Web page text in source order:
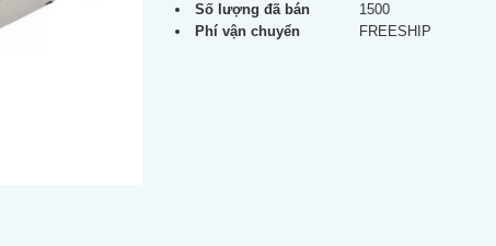
Số lượng đã bán
1500
Phí vận chuyển
FREESHIP